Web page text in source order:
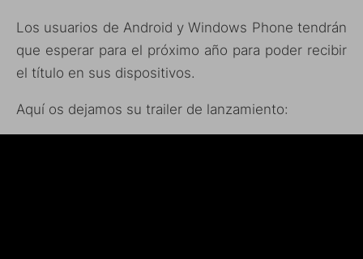
Los usuarios de Android y Windows Phone tendrán
que esperar para el próximo año para poder recibir
el título en sus dispositivos.
Aquí os dejamos su trailer de lanzamiento: